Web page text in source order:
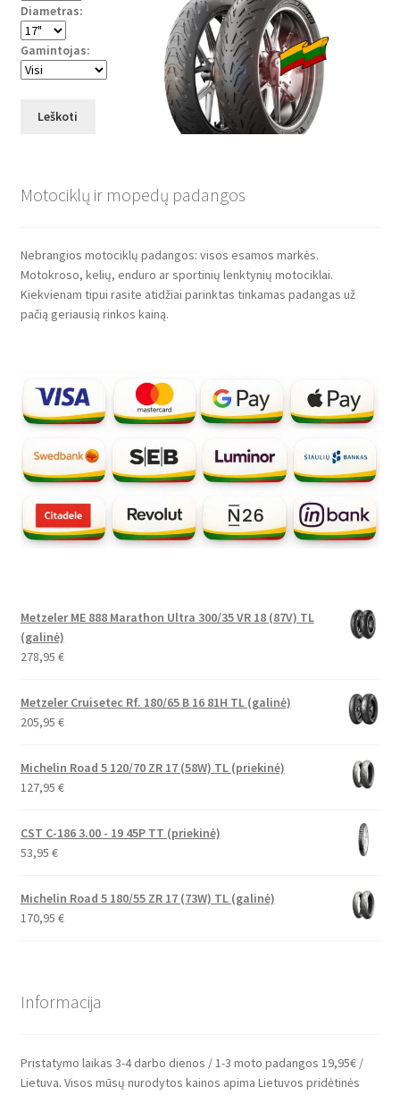
Diametras:
Gamintojas:
Leškoti
Motociklų ir mopedų padangos
Nebrangios motociklų padangos: visos esamos markės.
Motokroso, kelių, enduro ar sportinių lenktynių motociklai.
Kiekvienam tipui rasite atidžiai parinktas tinkamas padangas už
pačią geriausią rinkos kainą.
Metzeler ME 888 Marathon Ultra 300/35 VR 18 (87V) TL
(galinė)
278,95 €
Metzeler Cruisetec Rf. 180/65 B 16 81H TL (galinė)
205,95 €
Michelin Road 5 120/70 ZR 17 (58W) TL (priekinė)
127,95 €
CST C-186 3.00 - 19 45P TT (priekinė)
53,95 €
Michelin Road 5 180/55 ZR 17 (73W) TL (galinė)
170,95 €
Informacija
Pristatymo laikas 3-4 darbo dienos / 1-3 moto padangos 19,95€ /
Lietuva. Visos mūsų nurodytos kainos apima Lietuvos pridėtinės